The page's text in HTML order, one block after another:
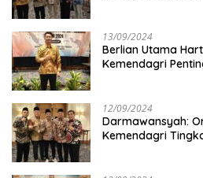
13/09/2024
Berlian Utama
Kemendagri
12/09/2024
Darmawansyah:
Kemendagri